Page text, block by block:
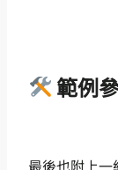
範例
最後也附上